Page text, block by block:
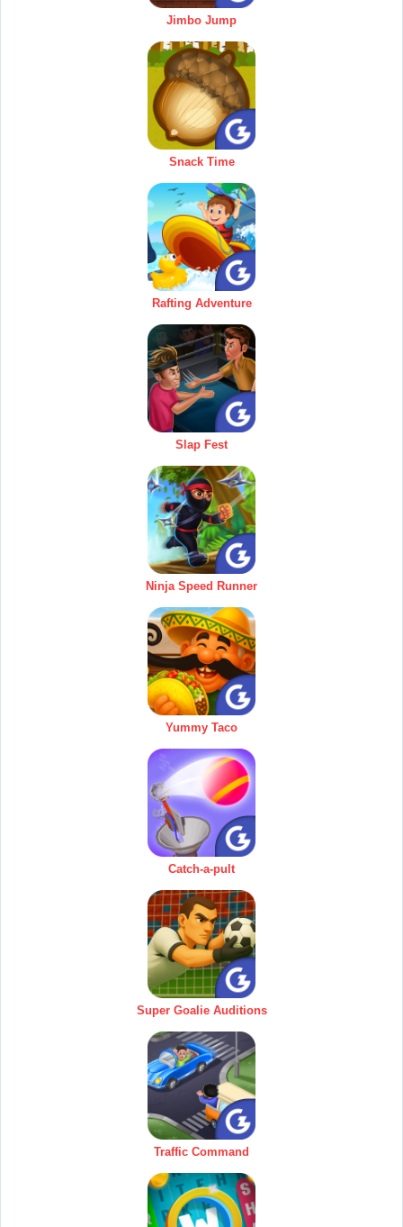
Jimbo Jump
Snack Time
Rafting Adventure
Slap Fest
Ninja Speed Runner
Yummy Taco
Catch-a-pult
Super Goalie Auditions
Traffic Command